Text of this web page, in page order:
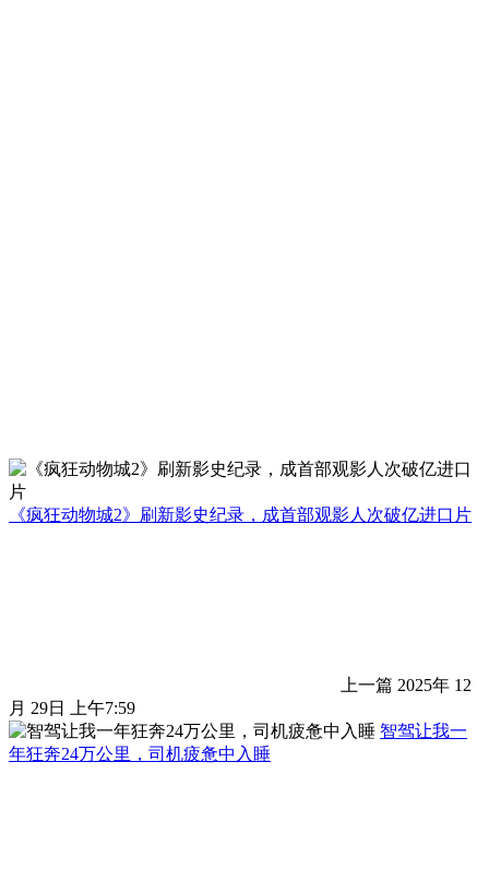
《疯狂动物城2》刷新影史纪录，成首部观影人次破亿进口片
上一篇 2025年 12
月 29日 上午7:59
智驾让我一
年狂奔24万公里，司机疲惫中入睡